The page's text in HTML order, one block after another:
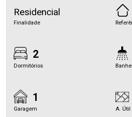
Residencial
Finalidade
2
Dormitórios
1
Garagem A. Útil